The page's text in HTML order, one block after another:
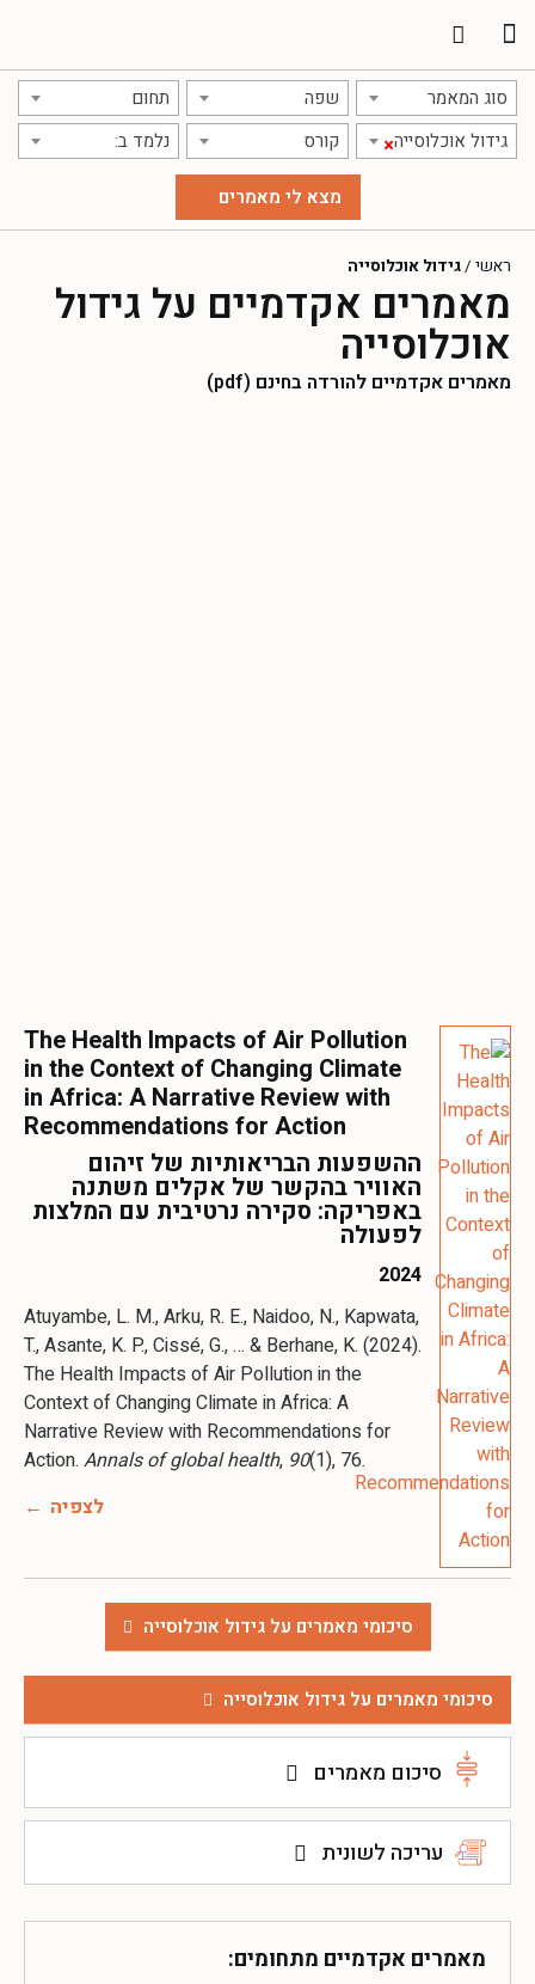
סוג המאמר שפה תחום
×גידול אוכלוסייה קורס נלמד ב:
סיכומי מאמרים על גידול אוכלוסייה
סיכום מאמרים
עריכה לשונית
מאמרים אקדמיים מתחומים:
ראשי /גידול אוכלוסייה
מאמרים אקדמיים על גידול
אוכלוסייה
מאמרים אקדמיים להורדה בחינם (pdf)
The Health Impacts of Air Pollution
in the Context of Changing Climate
in Africa: A Narrative Review with
Recommendations for Action
ההשפעות הבריאותיות של זיהום
האוויר בהקשר של אקלים משתנה
באפריקה: סקירה נרטיבית עם המלצות
לפעולה
2024
Atuyambe, L. M., Arku, R. E., Naidoo, N., Kapwata,
T., Asante, K. P., Cissé, G., … & Berhane, K. (2024).
The Health Impacts of Air Pollution in the
Context of Changing Climate in Africa: A
Narrative Review with Recommendations for
Action. Annals of global health, 90(1), 76.
לצפיה
סיכומי מאמרים על גידול אוכלוסייה